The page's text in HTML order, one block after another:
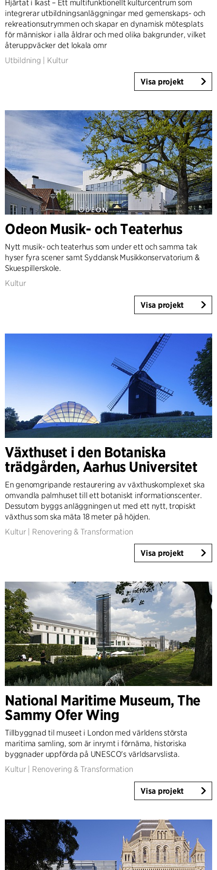
Infrastruktur
Sport/Event
Bostäder
Allmännyttiga bostäder
Särskilt boende
Landskap
Klimatanpassning
Planering
Product Design
Kundrådgivning
Workplace Design
Expertis
Architecture & Interior Design
Landscape & Urbanism
Healthcare
Product Design
Client Consultancy
Workplace Design
2025-2026
Land
Danmark
Norge
Sverige
United Kingdom
Tyskland
Andra
Hjärtat i Ikast – Ett multifunktionellt kulturcentrum som
integrerar utbildningsanläggningar med gemenskaps- och
rekreationsutrymmen och skapar en dynamisk mötesplats
för människor i alla åldrar och med olika bakgrunder, vilket
återuppväcker det lokala omr
Utbildning
Kultur
Visa projekt
Odeon Musik- och Teaterhus
Nytt musik- och teaterhus som under ett och samma tak
hyser fyra scener samt Syddansk Musikkonservatorium &
Skuespillerskole.
Kultur
Visa projekt
Växthuset i den Botaniska
trädgården, Aarhus Universitet
En genomgripande restaurering av växthuskomplexet ska
omvandla palmhuset till ett botaniskt informationscenter.
Dessutom byggs anläggningen ut med ett nytt, tropiskt
växthus som ska mäta 18 meter på höjden.
Kultur| Renovering & Transformation
Visa projekt
National Maritime Museum, The
Sammy Ofer Wing
Tillbyggnad til museet i London med världens största
maritima samling, som är inrymt i förnäma, historiska
byggnader uppförda på UNESCO's världsarvslista.
Kultur| Renovering & Transformation
Visa projekt